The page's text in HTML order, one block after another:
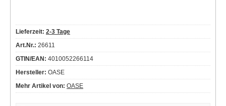
Lieferzeit: 2-3 Tage
Art.Nr.: 26611
GTIN/EAN: 4010052266114
Hersteller: OASE
Mehr Artikel von: OASE